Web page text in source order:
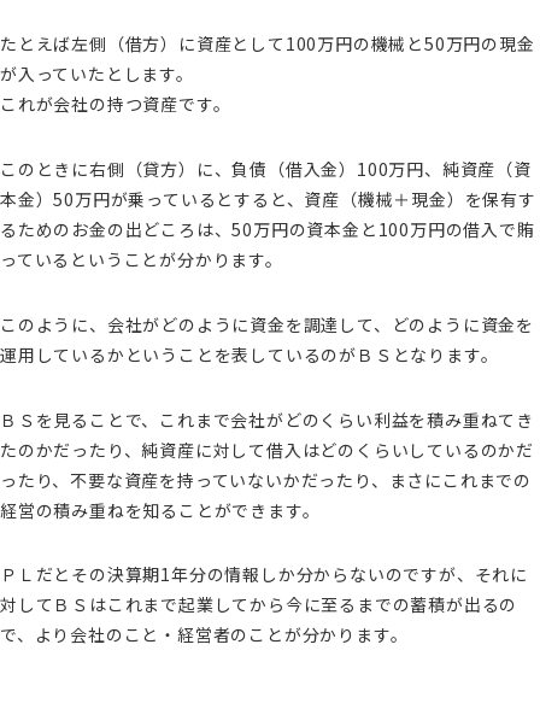
たとえば左側（借方）に資産として100万円の機械と50万円の現金
が入っていたとします。
これが会社の持つ資産です。
このときに右側（貸方）に、負債（借入金）100万円、純資産（資
本金）50万円が乗っているとすると、資産（機械＋現金）を保有す
るためのお金の出どころは、50万円の資本金と100万円の借入で賄
っているということが分かります。
このように、会社がどのように資金を調達して、どのように資金を
運用しているかということを表しているのがＢＳとなります。
ＢＳを見ることで、これまで会社がどのくらい利益を積み重ねてき
たのかだったり、純資産に対して借入はどのくらいしているのかだ
ったり、不要な資産を持っていないかだったり、まさにこれまでの
経営の積み重ねを知ることができます。
ＰＬだとその決算期1年分の情報しか分からないのですが、それに
対してＢＳはこれまで起業してから今に至るまでの蓄積が出るの
で、より会社のこと・経営者のことが分かります。